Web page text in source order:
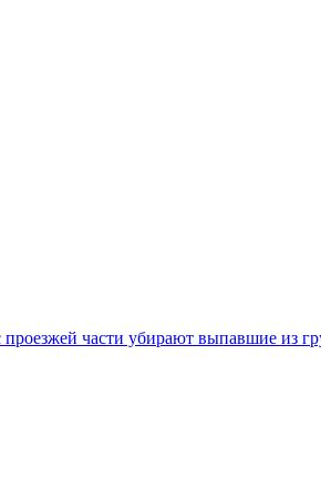
части убирают выпавшие из